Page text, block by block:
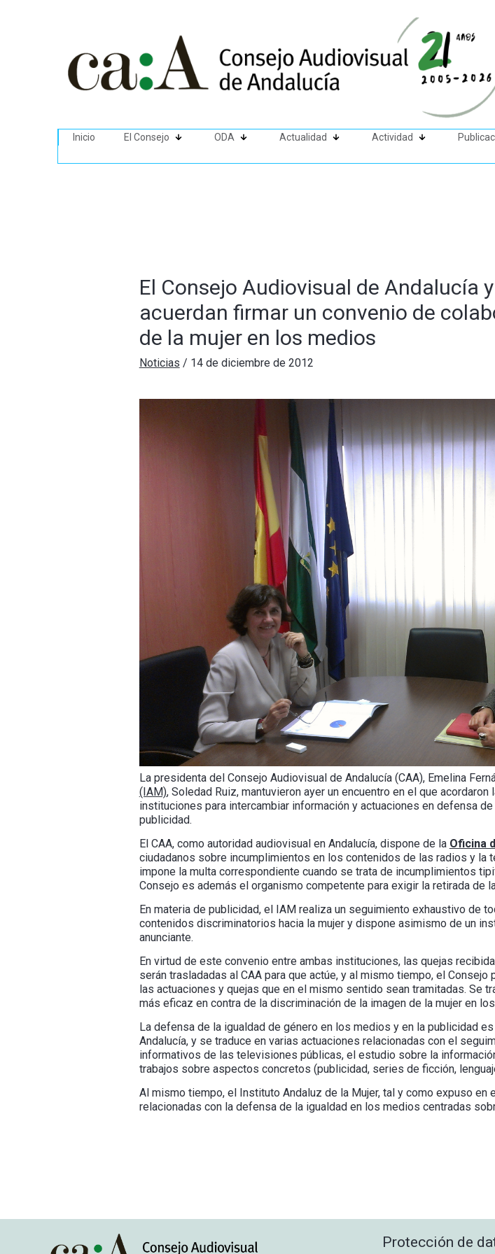
Inicio El Consejo ODA Actualidad Actividad
El Consejo Audiovisual de Andalucía
acuerdan firmar un convenio de
de la mujer en los medios
Noticias / 14 de diciembre de 2012
La presidenta del Consejo Audiovisual de Andalucía (CAA), Emelina
(IAM), Soledad Ruiz, mantuvieron ayer un encuentro en el que
instituciones para intercambiar información y actuaciones en defensa
publicidad.
El CAA, como autoridad audiovisual en Andalucía, dispone de la Oficina
ciudadanos sobre incumplimientos en los contenidos de las radios y la
impone la multa correspondiente cuando se trata de incumplimientos
Consejo es además el organismo competente para exigir la retirada de
En materia de publicidad, el IAM realiza un seguimiento exhaustivo de
contenidos discriminatorios hacia la mujer y dispone asimismo de un
anunciante.
En virtud de este convenio entre ambas instituciones, las quejas
serán trasladadas al CAA para que actúe, y al mismo tiempo, el
las actuaciones y quejas que en el mismo sentido sean tramitadas. Se
más eficaz en contra de la discriminación de la imagen de la mujer en
La defensa de la igualdad de género en los medios y en la publicidad
Andalucía, y se traduce en varias actuaciones relacionadas con el
informativos de las televisiones públicas, el estudio sobre la
trabajos sobre aspectos concretos (publicidad, series de ficción,
Al mismo tiempo, el Instituto Andaluz de la Mujer, tal y como expuso
relacionadas con la defensa de la igualdad en los medios centradas
Protección de